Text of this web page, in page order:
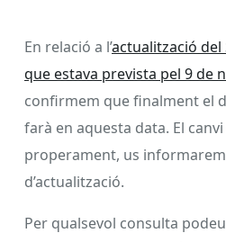
En relació a l’actualització
que estava prevista pel 9 de
confirmem que finalment el
farà en aquesta data. El
properament, us
d’actualització.
Per qualsevol consulta